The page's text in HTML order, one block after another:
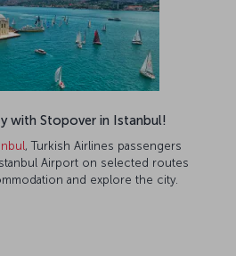
with Stopover in Istanbul!
, Turkish Airlines passengers
Airport on selected routes
and explore the city.